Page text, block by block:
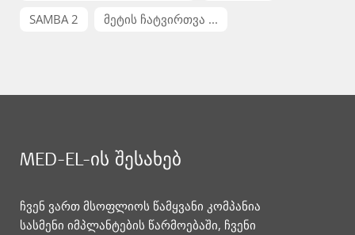
SAMBA 2
მეტის ჩატვირთვა ...
MED-EL-ის შესახებ
ჩვენ ვართ მსოფლიოს წამყვანი კომპანია
სასმენი იმპლანტების წარმოებაში, ჩვენი